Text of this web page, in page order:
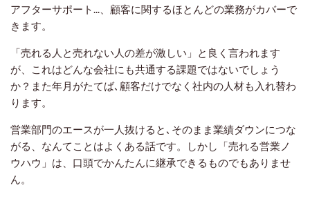
アフターサポート...、顧客に関するほとんどの業務がカバーで
きます。
「売れる人と売れない人の差が激しい」と良く言われます
が、これはどんな会社にも共通する課題ではないでしょう
か？また年月がたてば､顧客だけでなく社内の人材も入れ替わ
ります。
営業部門のエースが一人抜けると､そのまま業績ダウンにつな
がる、なんてことはよくある話です。しかし「売れる営業ノ
ウハウ」は、口頭でかんたんに継承できるものでもありませ
ん。